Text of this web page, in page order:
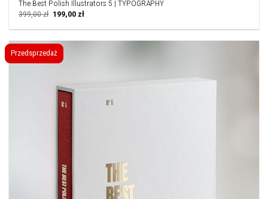
The Best Polish Illustrators 5 | TYPOGRAPHY
399,00zł Pierwotna
cena
wynosiła:
199,00 złAktualna
wynosi:
Przedsprzedaż